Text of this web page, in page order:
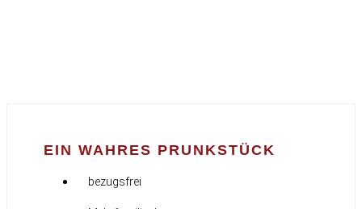
EIN WAHRES PRUNKSTÜCK
bezugsfrei